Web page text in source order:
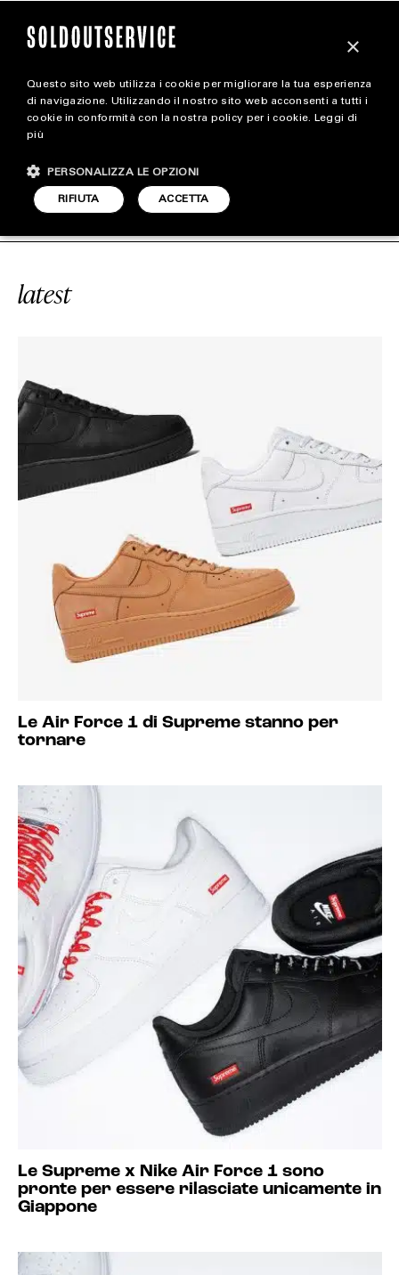
magazine
STYLE
FOOTWEAR
AIR FORCE 1 LOW
latest
Le Air Force 1 di Supreme stanno per
tornare
Le Supreme x Nike Air Force 1 sono
pronte per essere rilasciate unicamente in
Giappone
×
Questo sito web utilizza i cookie per migliorare la tua esperienza
di navigazione. Utilizzando il nostro sito web acconsenti a tutti i
cookie in conformità con la nostra policy per i cookie. Leggi di
più
ACCETTA
RIFIUTA
PERSONALIZZA LE OPZIONI